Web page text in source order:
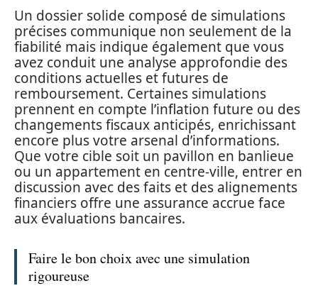
Un dossier solide composé de simulations
précises communique non seulement de la
fiabilité mais indique également que vous
avez conduit une analyse approfondie des
conditions actuelles et futures de
remboursement. Certaines simulations
prennent en compte l’inflation future ou des
changements fiscaux anticipés, enrichissant
encore plus votre arsenal d’informations.
Que votre cible soit un pavillon en banlieue
ou un appartement en centre-ville, entrer en
discussion avec des faits et des alignements
financiers offre une assurance accrue face
aux évaluations bancaires.
Faire le bon choix avec une simulation
rigoureuse